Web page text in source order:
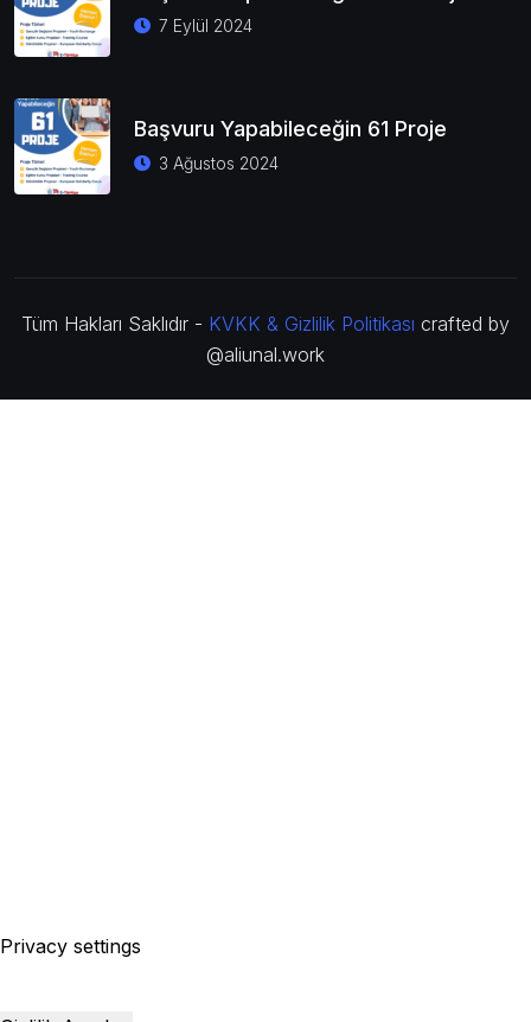
7 Eylül 2024
Başvuru Yapabileceğin 61 Proje
3 Ağustos 2024
Tüm Hakları Saklıdır - KVKK & Gizlilik Politikası crafted by
@aliunal.work
Privacy settings